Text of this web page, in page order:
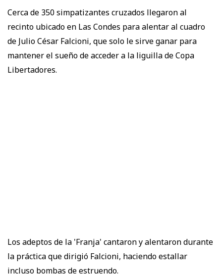
Cerca de 350 simpatizantes cruzados llegaron al
recinto ubicado en Las Condes para alentar al cuadro
de Julio César Falcioni, que solo le sirve ganar para
mantener el sueño de acceder a la liguilla de Copa
Libertadores.
Los adeptos de la 'Franja' cantaron y alentaron durante
la práctica que dirigió Falcioni, haciendo estallar
incluso bombas de estruendo.